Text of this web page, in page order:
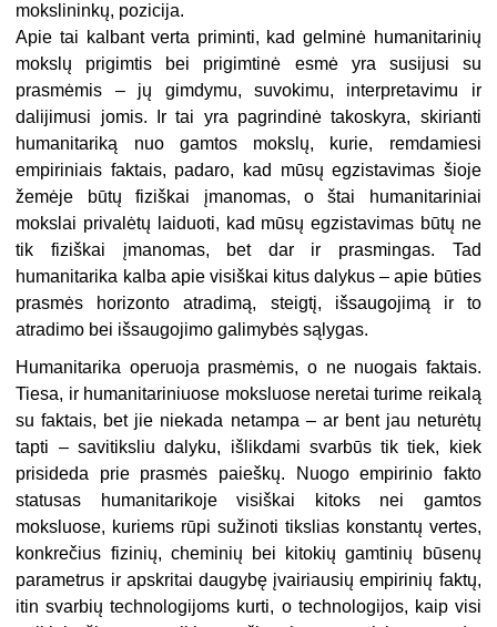
mokslininkų, pozicija.
Apie tai kalbant verta priminti, kad gelminė humanitarinių
mokslų prigimtis bei prigimtinė esmė yra susijusi su
prasmėmis – jų gimdymu, suvokimu, interpretavimu ir
dalijimusi jomis. Ir tai yra pagrindinė takoskyra, skirianti
humanitariką nuo gamtos mokslų, kurie, remdamiesi
empiriniais faktais, padaro, kad mūsų egzistavimas šioje
žemėje būtų fiziškai įmanomas, o štai humanitariniai
mokslai privalėtų laiduoti, kad mūsų egzistavimas būtų ne
tik fiziškai įmanomas, bet dar ir prasmingas. Tad
humanitarika kalba apie visiškai kitus dalykus – apie būties
prasmės horizonto atradimą, steigtį, išsaugojimą ir to
atradimo bei išsaugojimo galimybės sąlygas.
Humanitarika operuoja prasmėmis, o ne nuogais faktais.
Tiesa, ir humanitariniuose moksluose neretai turime reikalą
su faktais, bet jie niekada netampa – ar bent jau neturėtų
tapti – savitiksliu dalyku, išlikdami svarbūs tik tiek, kiek
prisideda prie prasmės paieškų. Nuogo empirinio fakto
statusas humanitarikoje visiškai kitoks nei gamtos
moksluose, kuriems rūpi sužinoti tikslias konstantų vertes,
konkrečius fizinių, cheminių bei kitokių gamtinių būsenų
parametrus ir apskritai daugybę įvairiausių empirinių faktų,
itin svarbių technologijoms kurti, o technologijos, kaip visi